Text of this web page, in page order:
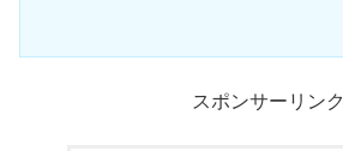
スポンサーリンク